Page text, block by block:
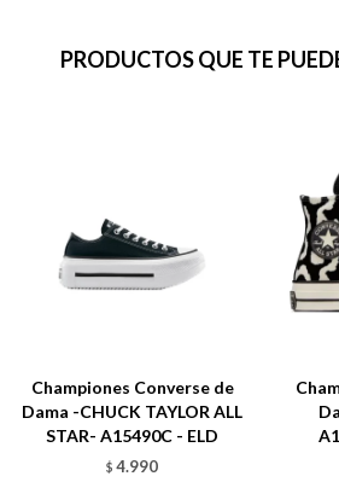
PRODUCTOS QUE TE
Championes Converse de
Dama -CHUCK TAYLOR ALL
STAR- A15490C - ELD
$ 4.990